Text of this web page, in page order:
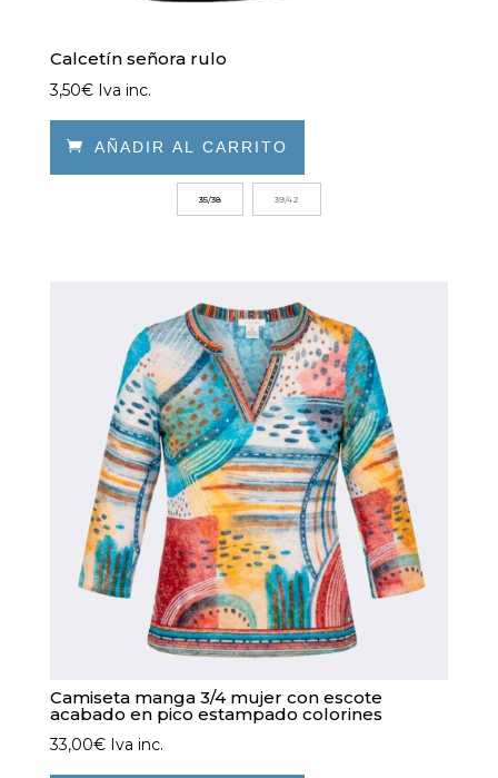
Calcetín señora rulo
3,50€ Iva inc.
 AÑADIR AL CARRITO
opciones
pueden
página
producto
35/38 39/42
Camiseta manga 3/4 mujer con escote
acabado en pico estampado colorines
33,00€ Iva inc.